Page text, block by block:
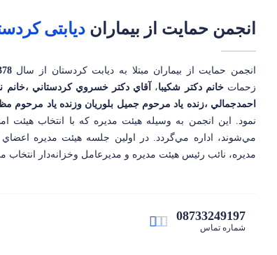
انجمن حمایت از بیماران دیابتی
انجمن حمايت از بيماران مبتلا به ديابت کردستان از سال 1378
زحماتخانم دکتر شکيبا،
آقاي دکتر خسروي کردستاني ،خانم
احمدجمالي ،زنده ياد مرحوم جميل بلوريان وزنده ياد
نمود. اين انجمن به وسيله هيئت مديره که با انتخاب هيئت
مي‌شوند، اداره مي‌گردد. در اولين جلسه هيئت مديره
مديره، نائب رئيس هيئت مديره و مديرعامل وخزانه‌دار انتخاب
08733249197
شماره تماس